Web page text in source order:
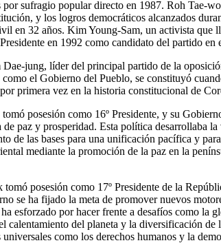
por sufragio popular directo en 1987. Roh Tae-
y los logros democráticos alcanzados
en 32 años. Kim Young-Sam, un activista que
en 1992 como candidato del partido en
jung, líder del principal partido de la
el Gobierno del Pueblo, se constituyó
primera vez en la historia constitucional de
posesión como 16º Presidente, y su
paz y prosperidad. Esta política desarrollaba
de las bases para una unificación pacífica y
mediante la promoción de la paz en la
posesión como 17º Presidente de la
se ha fijado la meta de promover nuevos
esforzado por hacer frente a desafíos como la
calentamiento del planeta y la diversificación de
como los derechos humanos y la